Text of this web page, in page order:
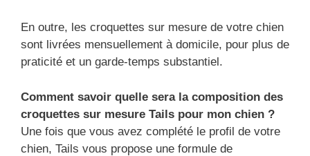
En outre, les croquettes sur mesure de votre chien
sont livrées mensuellement à domicile, pour plus de
praticité et un garde-temps substantiel.
Comment savoir quelle sera la composition des
croquettes sur mesure Tails pour mon chien ?
Une fois que vous avez complété le profil de votre
chien, Tails vous propose une formule de